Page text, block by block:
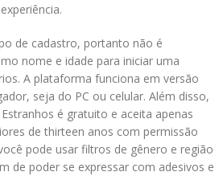
de cadastro, portanto não é
nome e idade para iniciar uma
A plataforma funciona em versão
seja do PC ou celular. Além disso,
é gratuito e aceita apenas
de thirteen anos com permissão
pode usar filtros de gênero e região
de poder se expressar com adesivos e